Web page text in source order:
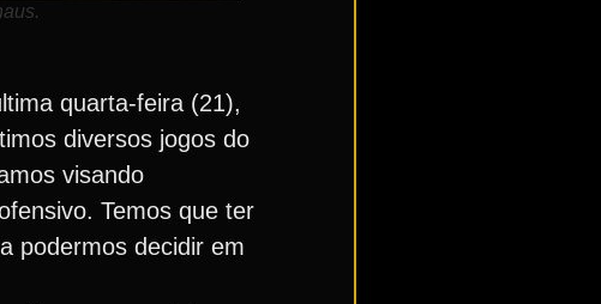
quarta-feira (21),
diversos jogos do
visando
Temos que ter
podermos decidir em